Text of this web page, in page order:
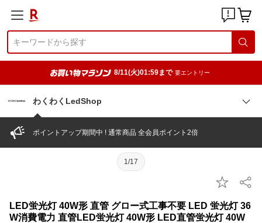
8/11(火)01:59まで 要エントリー
わくわくLedShop
ポイントアップ期間中 ! 通常商品 全会員ポイント2倍
1/17
LED蛍光灯 40W形 直管 グロー式工事不要 LED 蛍光灯 36
W消費電力 直管LED蛍光灯 40W形 LED直管蛍光灯 40W